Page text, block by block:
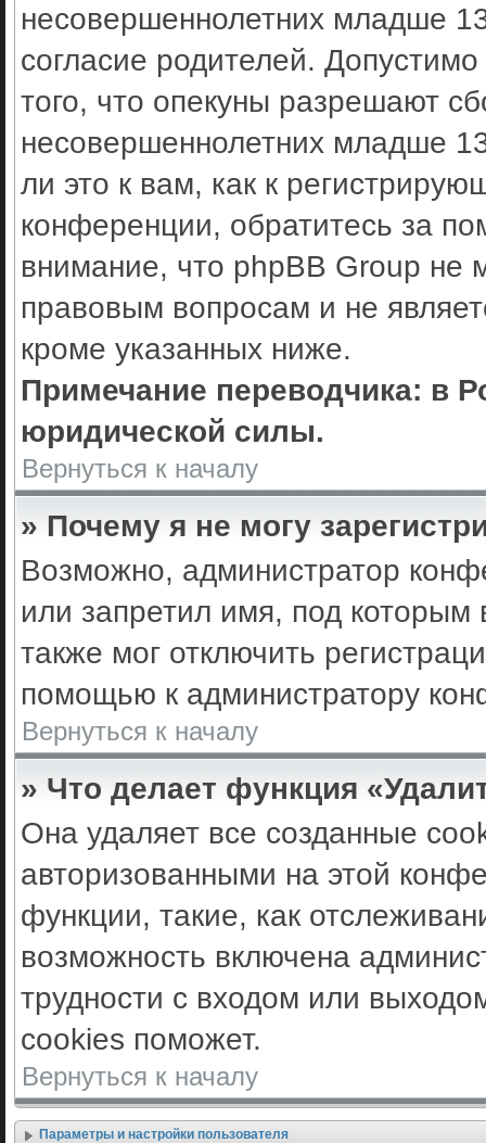
несовершеннолетних младше
согласие родителей.
того, что опекуны разрешают
несовершеннолетних младше
ли это к вам, как к
конференции, обратитесь за
внимание, что phpBB Group не
правовым вопросам и не
кроме указанных ниже.
Примечание переводчика: в
юридической силы.
Вернуться к началу
» Почему я не могу
Возможно, администратор
или запретил имя, под которым
также мог отключить
помощью к администратору
Вернуться к началу
» Что делает функция
Она удаляет все созданные
авторизованными на этой
функции, такие, как
возможность включена
трудности с входом или
cookies поможет.
Вернуться к началу
Параметры и настройки пользователя